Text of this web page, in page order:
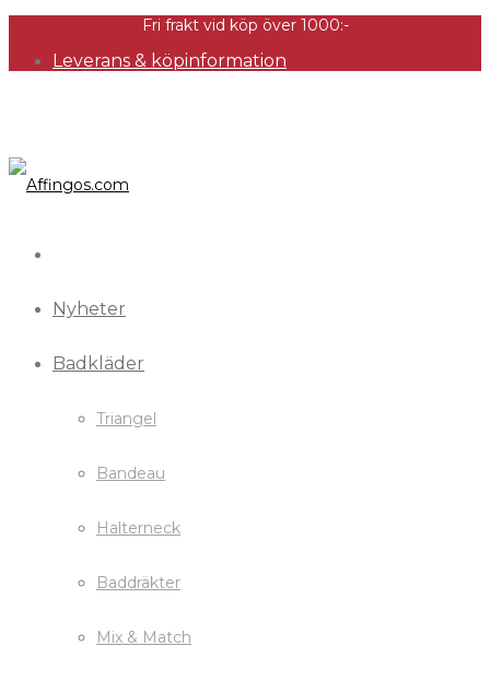
Fri frakt vid köp över 1000:-
Leverans & köpinformation
Nyheter
Badkläder
Triangel
Bandeau
Halterneck
Baddräkter
Mix & Match